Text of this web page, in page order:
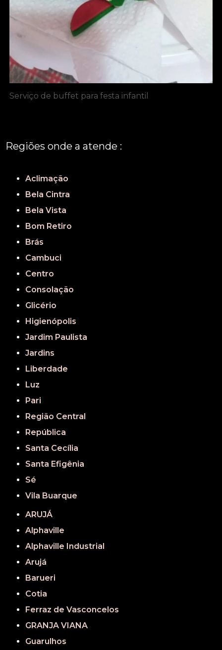
Serviço de buffet para festa infantil
Regiões onde a atende :
Aclimação
Bela Cintra
Bela Vista
Bom Retiro
Brás
Cambuci
Centro
Consolação
Glicério
Higienópolis
Jardim Paulista
Jardins
Liberdade
Luz
Pari
Região Central
República
Santa Cecília
Santa Efigênia
Sé
Vila Buarque
ARUJÁ
Alphaville
Alphaville Industrial
Arujá
Barueri
Cotia
Ferraz de Vasconcelos
GRANJA VIANA
Guarulhos